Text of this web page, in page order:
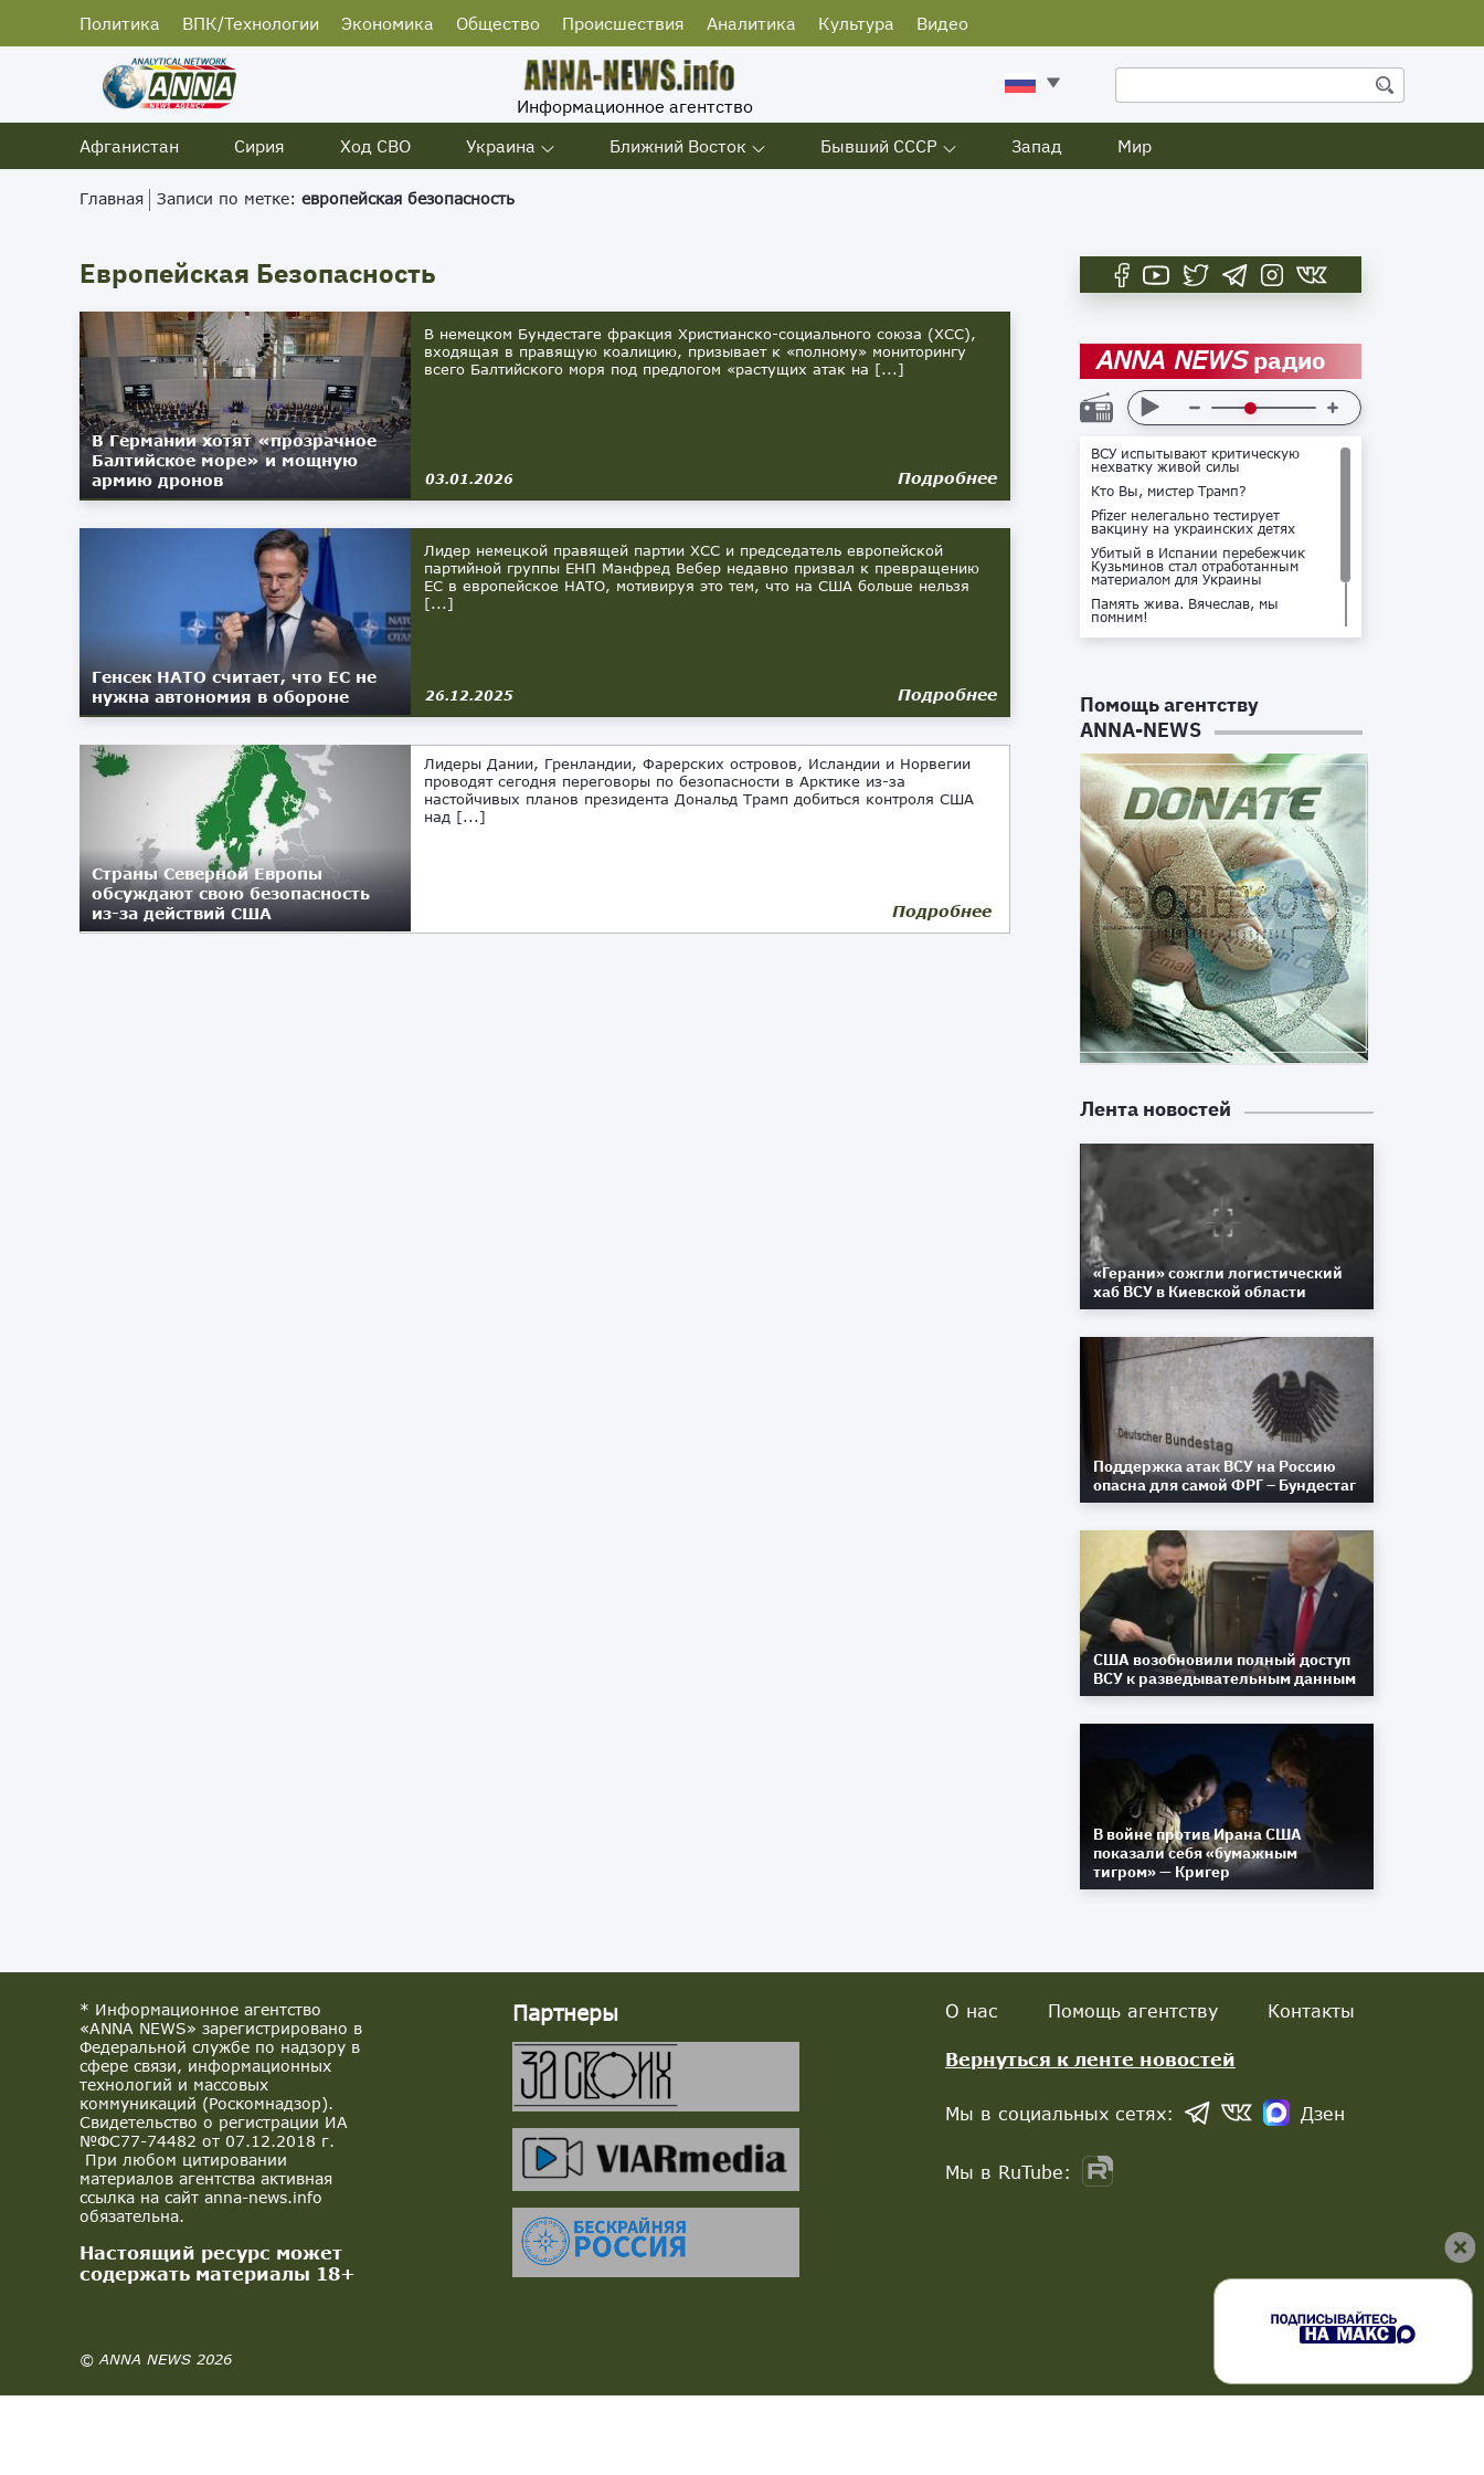
Политика ВПК/Технологии Экономика Общество Происшествия Аналитика Культура Видео
Информационное агентство
Афганистан
Сирия Ход СВО Украина Ближний Восток Бывший СССР Запад Мир
Главная Записи по метке: европейская безопасность
Европейская Безопасность
В Германии хотят «прозрачное
Балтийское море» и мощную
армию дронов
В немецком Бундестаге фракция Христианско-социального союза (ХСС),
входящая в правящую коалицию, призывает к «полному» мониторингу
всего Балтийского моря под предлогом «растущих атак на [...]
03.01.2026 Подробнее
Генсек НАТО считает, что ЕС не
нужна автономия в обороне
Лидер немецкой правящей партии ХСС и председатель европейской
партийной группы ЕНП Манфред Вебер недавно призвал к превращению
ЕС в европейское НАТО, мотивируя это тем, что на США больше нельзя
[...]
26.12.2025 Подробнее
Страны Северной Европы
обсуждают свою безопасность
из-за действий США
Лидеры Дании, Гренландии, Фарерских островов, Исландии и Норвегии
проводят сегодня переговоры по безопасности в Арктике из-за
настойчивых планов президента Дональд Трамп добиться контроля США
над [...]
12.05.2025 Подробнее
ANNA NEWSрадио
ВСУ испытывают критическую
нехватку живой силы
Кто Вы, мистер Трамп?
Pfizer нелегально тестирует
вакцину на украинских детях
Убитый в Испании перебежчик
Кузьминов стал отработанным
материалом для Украины
Память жива. Вячеслав, мы
помним!
Не доставайся ты никому!
Помощь агентству
ANNA-NEWS
Лента новостей
«Герани» сожгли логистический
хаб ВСУ в Киевской области
Поддержка атак ВСУ на Россию
опасна для самой ФРГ – Бундестаг
США возобновили полный доступ
ВСУ к разведывательным данным
В войне против Ирана США
показали себя «бумажным
тигром» — Кригер
* Информационное агентство
«ANNA NEWS» зарегистрировано в
Федеральной службе по надзору в
сфере связи, информационных
технологий и массовых
коммуникаций (Роскомнадзор).
Свидетельство о регистрации ИА
№ФС77-74482 от 07.12.2018 г.
При любом цитировании
материалов агентства активная
ссылка на сайт anna-news.info
обязательна.
Настоящий ресурс может
содержать материалы 18+
© ANNA NEWS 2026
Партнеры О нас Помощь агентству Контакты
Вернуться к ленте новостей
Мы в социальных сетях: Дзен
Мы в RuTube: